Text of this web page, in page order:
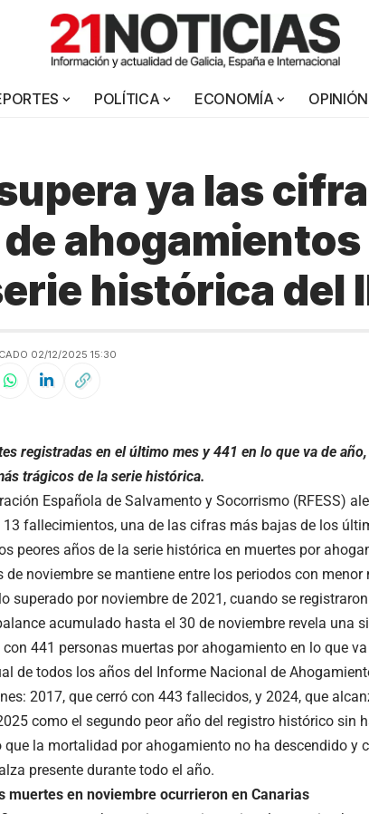
POLÍTICA ECONOMÍA OPINIÓN
ya las
ahogamientos
histórica del
02/12/2025 15:30
registradas en el último mes y 441 en lo que va de
trágicos de la serie histórica.
Española de Salvamento y Socorrismo (RFESS)
13 fallecimientos, una de las cifras más bajas de los
peores años de la serie histórica en muertes por
de noviembre se mantiene entre los periodos con
superado por noviembre de 2021, cuando se
acumulado hasta el 30 de noviembre revela una
441 personas muertas por ahogamiento en lo que
de todos los años del Informe Nacional de
2017, que cerró con 443 fallecidos, y 2024, que
como el segundo peor año del registro histórico sin
que la mortalidad por ahogamiento no ha descendido y
presente durante todo el año.
muertes en noviembre ocurrieron en Canarias